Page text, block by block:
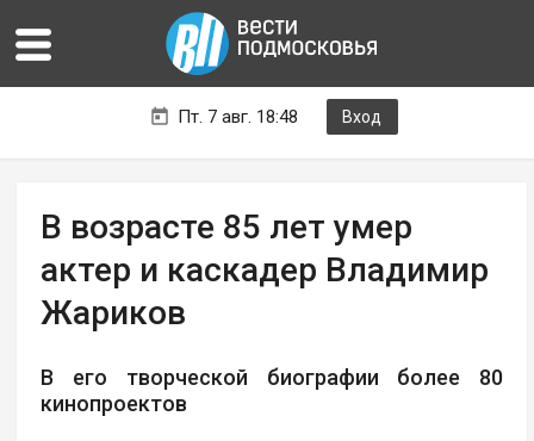
Пт. 7 авг. 18:48 Вход
В возрасте 85 лет умер
актер и каскадер Владимир
Жариков
В его творческой биографии более 80
кинопроектов